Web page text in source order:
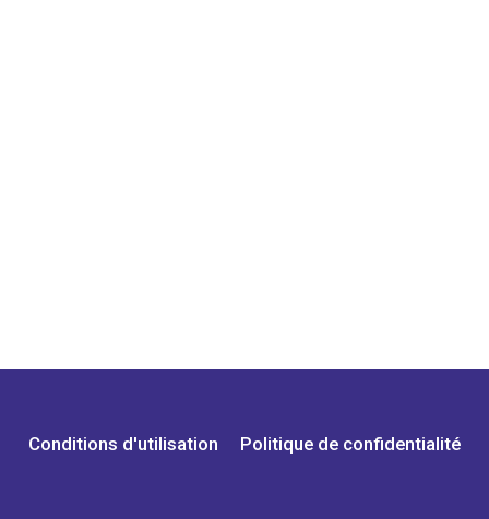
Conditions d'utilisation Politique de confidentialité